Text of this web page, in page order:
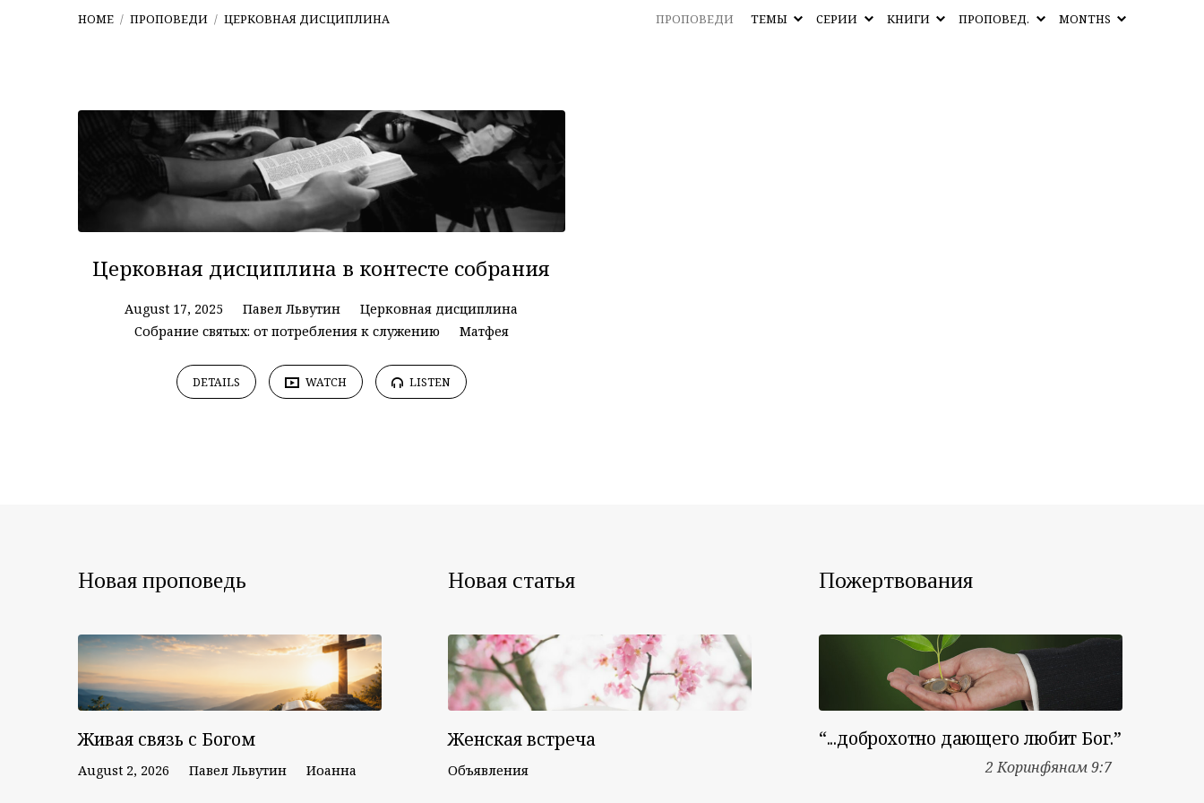
HOME / ПРОПОВЕДИ / ЦЕРКОВНАЯ ДИСЦИПЛИНА ПРОПОВЕДИ ТЕМЫ СЕРИИ КНИГИ ПРОПОВЕД. MONTHS
Проповеди
Церковная
дисциплина
Церковная дисциплина в контесте собрания
August 17, 2025 Павел Львутин
Церковная дисциплина
Собрание святых: от потребления к служению
Матфея
DETAILS WATCH LISTEN
Новая проповедь
Живая связь с Богом
August 2, 2026 Павел Львутин Иоанна
Новая статья
Женская встреча
Объявления
Пожертвования
“...доброхотно дающего любит Бог.”
2 Коринфянам 9:7